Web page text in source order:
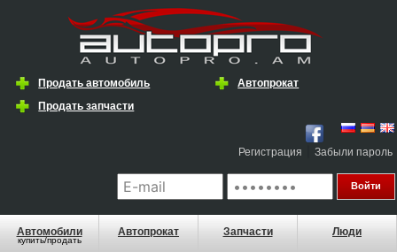
Продать автомобиль
Автопрокат
Продать запчасти
Регистрация Забыли пароль
Автомобили
купить/продать
Автопрокат Запчасти Люди